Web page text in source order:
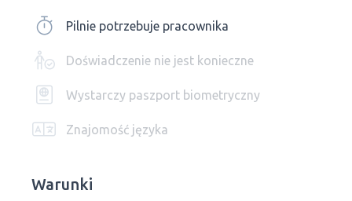
Pilnie potrzebuje pracownika
Doświadczenie nie jest konieczne
Wystarczy paszport biometryczny
Znajomość języka
Warunki